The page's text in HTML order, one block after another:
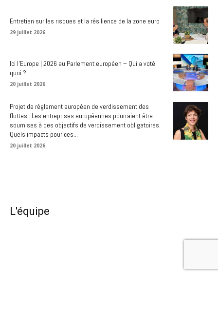
Entretien sur les risques et la résilience de la zone euro
29 juillet 2026
Ici l’Europe | 2026 au Parlement européen – Qui a voté
quoi ?
20 juillet 2026
Projet de règlement européen de verdissement des
flottes : Les entreprises européennes pourraient être
soumises à des objectifs de verdissement obligatoires.
Quels impacts pour ces...
20 juillet 2026
L'équipe